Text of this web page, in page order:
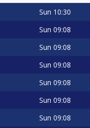
Sun 10:30
Sun 09:08
Sun 09:08
Sun 09:08
Sun 09:08
Sun 09:08
Sun 09:08